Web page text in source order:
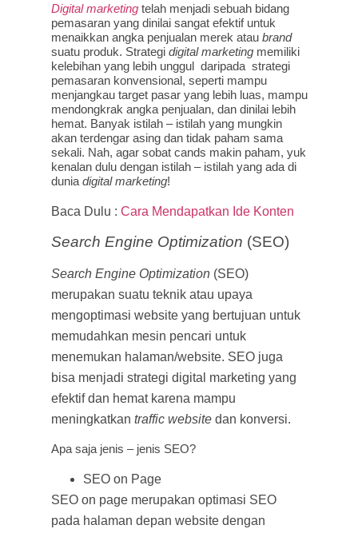
Digital marketingtelah menjadi sebuah bidang
pemasaran yang dinilai sangat efektif untuk
menaikkan angka penjualan merek atau brand
suatu produk. Strategi digital marketingmemiliki
kelebihan yang lebih unggul daripada strategi
pemasaran konvensional, seperti mampu
menjangkau target pasar yang lebih luas, mampu
mendongkrak angka penjualan, dan dinilai lebih
hemat. Banyak istilah – istilah yang mungkin
akan terdengar asing dan tidak paham sama
sekali. Nah, agar sobat cands makin paham, yuk
kenalan dulu dengan istilah – istilah yang ada di
dunia digital marketing!
Baca Dulu : Cara Mendapatkan Ide Konten
Search Engine Optimization (SEO)
Search Engine Optimization(SEO)
merupakan suatu teknik atau upaya
mengoptimasi website yang bertujuan untuk
memudahkan mesin pencari untuk
menemukan halaman/website. SEO juga
bisa menjadi strategi digital marketing yang
efektif dan hemat karena mampu
meningkatkan traffic websitedan konversi.
Apa saja jenis – jenis SEO?
SEO on Page
SEO on page merupakan optimasi SEO
pada halaman depan website dengan